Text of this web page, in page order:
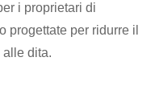
i proprietari di
progettate per ridurre il
dita.